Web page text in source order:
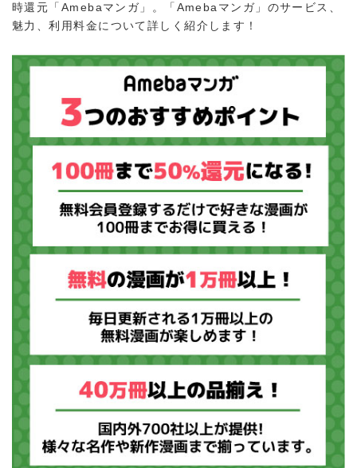
時還元「Amebaマンガ」。「Amebaマンガ」のサービス、
魅力、利用料金について詳しく紹介します！